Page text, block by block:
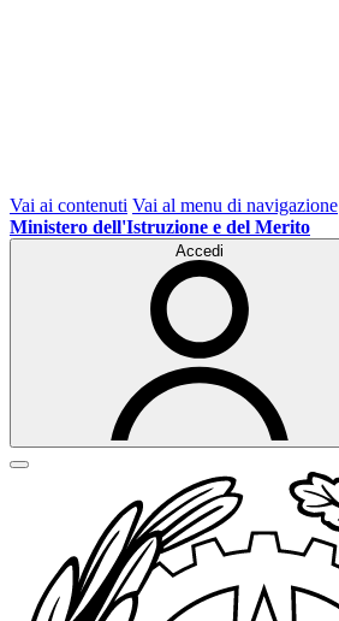
Vai ai contenuti Vai al menu di navigazione
Ministero dell'Istruzione e del Merito
Accedi